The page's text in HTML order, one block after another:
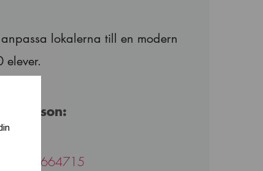
lokalerna till en modern
elever.
0730664715